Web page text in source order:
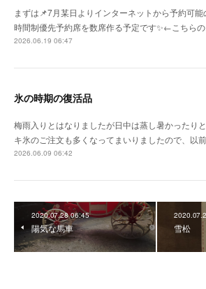
まずは📌7月某日よりインターネットから予約可能
時間制優先予約席を数席作る予定です✨←こちら
2026.06.19 06:47
氷の時期の復活品
梅雨入りとはなりましたが日中は蒸し暑かったり
キ氷のご注文も多くなってまいりましたので、以
2026.06.09 06:42
2020.07.28 06:45
陽気な馬車 雪松